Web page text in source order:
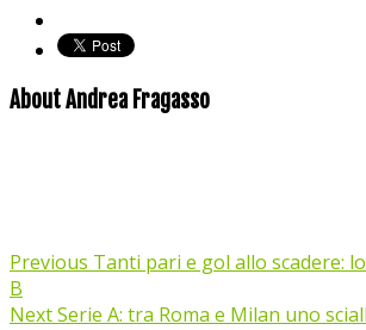
About Andrea Fragasso
Previous Tanti pari e gol allo scadere:
B
NextSerie A: tra Roma e Milan uno